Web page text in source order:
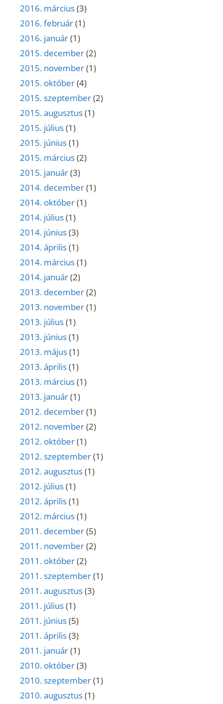
2016. március(3)
2016. február(1)
2016. január(1)
2015. december(2)
2015. november(1)
2015. október(4)
2015. szeptember(2)
2015. augusztus(1)
2015. július(1)
2015. június(1)
2015. március(2)
2015. január(3)
2014. december(1)
2014. október(1)
2014. július(1)
2014. június(3)
2014. április(1)
2014. március(1)
2014. január(2)
2013. december(2)
2013. november(1)
2013. július(1)
2013. június(1)
2013. május(1)
2013. április(1)
2013. március(1)
2013. január(1)
2012. december(1)
2012. november(2)
2012. október(1)
2012. szeptember(1)
2012. augusztus(1)
2012. július(1)
2012. április(1)
2012. március(1)
2011. december(5)
2011. november(2)
2011. október(2)
2011. szeptember(1)
2011. augusztus(3)
2011. július(1)
2011. június(5)
2011. április(3)
2011. január(1)
2010. október(3)
2010. szeptember(1)
2010. augusztus(1)